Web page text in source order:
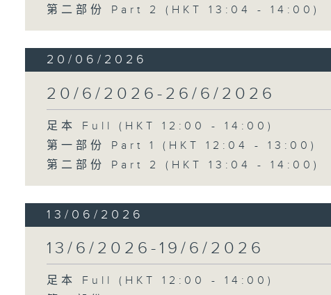
第二部份 Part 2 (HKT 13:04 - 14:00)
20/06/2026
20/6/2026-26/6/2026
足本 Full (HKT 12:00 - 14:00)
第一部份 Part 1 (HKT 12:04 - 13:00)
第二部份 Part 2 (HKT 13:04 - 14:00)
13/06/2026
13/6/2026-19/6/2026
足本 Full (HKT 12:00 - 14:00)